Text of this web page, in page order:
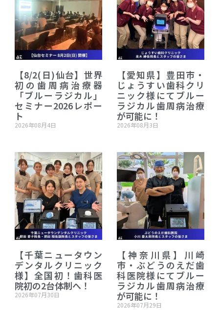
【8/2(日)仙台】世界
初の歯周病治療器
「ブルーラジカル」
セミナー2026レポー
ト
2026年08月4日
【愛知県】豊田市・
じょうすい歯科クリ
ニック様にてブルー
ラジカル歯周病治療
が可能に！
2026年08月3日
【千葉ニュータウン
デンタルクリニック
様】全国初！歯科医
院初の2台体制へ！
2026年07月30日
【神奈川県】川崎
市・ぶどうのえだ歯
科医院様にてブルー
ラジカル歯周病治療
が可能に！
2026年07月29日